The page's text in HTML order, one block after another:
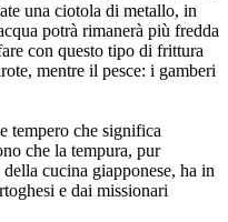
una ciotola di metallo, in
potrà rimanerà più fredda
con questo tipo di frittura
mentre il pesce: i gamberi
tempero che significa
che la tempura, pur
cucina giapponese, ha in
e dai missionari